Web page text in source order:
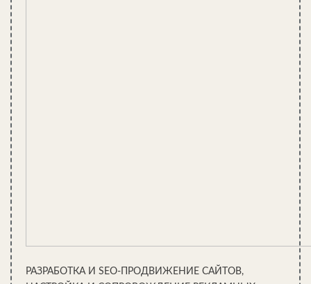
РАЗРАБОТКА И SEO-ПРОДВИЖЕНИЕ САЙТОВ,